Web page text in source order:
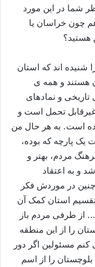
شما در این مورد
چون خراسان یا
هستید؟
شنیده اند که استان
هستند و همه ی
و نمادهای
تحمل است و
است. به هر حال من
یک پارچه که بوده،
مردم، بهتر و
و به اعتقاد
در موردش فکر
تقسیم استان کمک آن
از طرفی مردم باز
را از این منطقه
مسئولین اگر دور
را از اسم